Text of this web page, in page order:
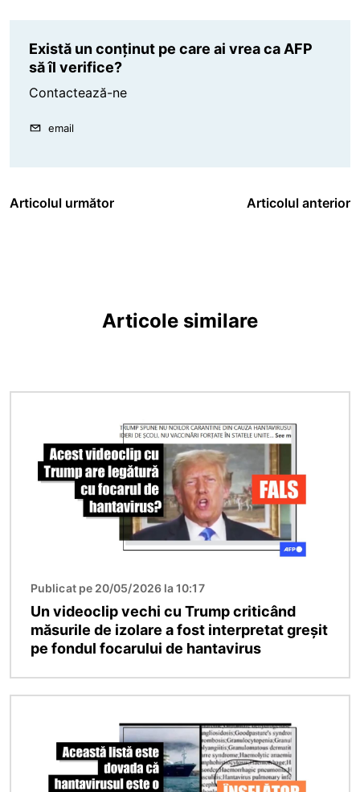
Există un conținut pe care ai vrea ca AFP
să îl verifice?
Contactează-ne
email
Articolul următor Articolul anterior
Articole similare
Publicat pe 20/05/2026 la 10:17
Un videoclip vechi cu Trump criticând
măsurile de izolare a fost interpretat greșit
pe fondul focarului de hantavirus